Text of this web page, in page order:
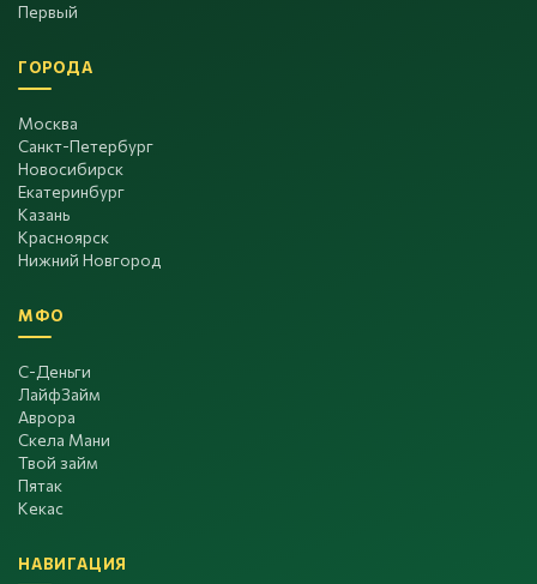
Первый
ГОРОДА
Москва
Санкт-Петербург
Новосибирск
Екатеринбург
Казань
Красноярск
Нижний Новгород
МФО
С-Деньги
ЛайфЗайм
Аврора
Скела Мани
Твой займ
Пятак
Кекас
НАВИГАЦИЯ